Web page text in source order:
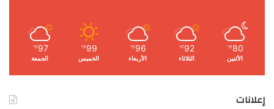
80
℉
الأثنين
92
℉
الثلاثاء
96
℉
الأربعاء
99
℉
الخميس
97
℉
الجمعة
إعلانات